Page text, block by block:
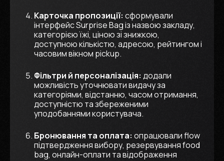
Карточка пропозиції: сформували
інтерфейс Surprise Bag із назвою закладу,
категорією їжі, ціною зі знижкою,
доступною кількістю, адресою, рейтингом і
часовим вікном pickup.
Фільтри й персоналізація: додали
можливість уточнювати видачу за
категоріями, відстанню, часом отримання,
доступністю та збереженими
уподобаннями користувача.
Бронювання та оплата: опрацювали flow
підтвердження вибору, резервування food
bag, онлайн-оплати та відображення